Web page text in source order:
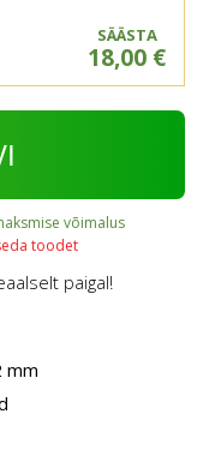
SÄÄSTA
18,00 €
võimalus
toodet
paigal!
mm